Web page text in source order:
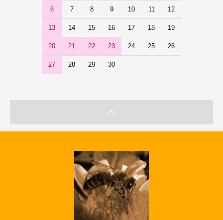
6 7 8 9 10 11 12
13 14 15 16 17 18 19
20 21 22 23 24 25 26
27 28 29 30